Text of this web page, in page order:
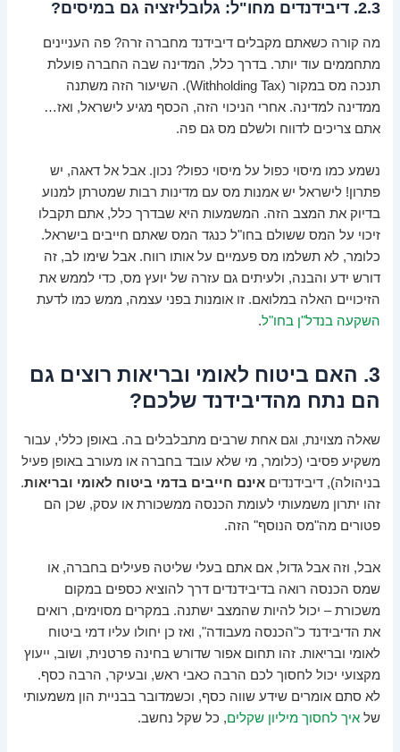
2.3. דיבידנדים מחו"ל: גלובליזציה גם במיסים?
מה קורה כשאתם מקבלים דיבידנד מחברה זרה? פה העניינים
מתחממים עוד יותר. בדרך כלל, המדינה שבה החברה פועלת
תנכה מס במקור (Withholding Tax). השיעור הזה משתנה
ממדינה למדינה. אחרי הניכוי הזה, הכסף מגיע לישראל, ואז…
אתם צריכים לדווח ולשלם מס גם פה.
נשמע כמו מיסוי כפול על מיסוי כפול? נכון. אבל אל דאגה, יש
פתרון! לישראל יש אמנות מס עם מדינות רבות שמטרתן למנוע
בדיוק את המצב הזה. המשמעות היא שבדרך כלל, אתם תקבלו
זיכוי על המס ששולם בחו"ל כנגד המס שאתם חייבים בישראל.
כלומר, לא תשלמו מס פעמיים על אותו רווח. אבל שימו לב, זה
דורש ידע והבנה, ולעיתים גם עזרה של יועץ מס, כדי לממש את
הזיכויים האלה במלואם. זו אומנות בפני עצמה, ממש כמו לדעת
השקעה בנדל"ן בחו"ל.
3. האם ביטוח לאומי ובריאות רוצים גם
הם נתח מהדיבידנד שלכם?
שאלה מצוינת, וגם אחת שרבים מתבלבלים בה. באופן כללי, עבור
משקיע פסיבי (כלומר, מי שלא עובד בחברה או מעורב באופן פעיל
בניהולה), דיבידנדיםאינם חייבים בדמי ביטוח לאומי ובריאות.
זהו יתרון משמעותי לעומת הכנסה ממשכורת או עסק, שכן הם
פטורים מה"מס הנוסף" הזה.
אבל, וזה אבל גדול, אם אתם בעלי שליטה פעילים בחברה, או
שמס הכנסה רואה בדיבידנדים דרך להוציא כספים במקום
משכורת – יכול להיות שהמצב ישתנה. במקרים מסוימים, רואים
את הדיבידנד כ"הכנסה מעבודה", ואז כן יחולו עליו דמי ביטוח
לאומי ובריאות. זהו תחום אפור שדורש בחינה פרטנית, ושוב, ייעוץ
מקצועי יכול לחסוך לכם הרבה כאבי ראש, ובעיקר, הרבה כסף.
לא סתם אומרים שידע שווה כסף, וכשמדובר בבניית הון משמעותי
שלאיך לחסוך מיליון שקלים, כל שקל נחשב.